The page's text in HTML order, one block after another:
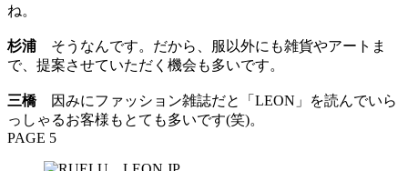
ね。
杉浦 そうなんです。だから、服以外にも雑貨やアートま
で、提案させていただく機会も多いです。
三橋因みにファッション雑誌だと「LEON」を読んでいら
っしゃるお客様もとても多いです(笑)。
PAGE 5